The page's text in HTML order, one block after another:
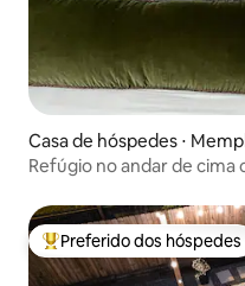
Casa de hóspedes ⋅
Refúgio no andar de cima
Entre os melhores
Preferido dos hóspedes